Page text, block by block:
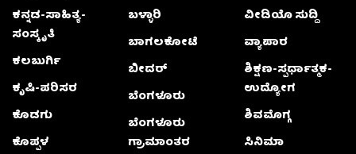
ಕನ್ನಡ-ಸಾಹಿತ್ಯ-
ಸಂಸ್ಕೃತಿ
ಕಲಬುರ್ಗಿ
ಕೃಷಿ-ಪರಿಸರ
ಕೊಡಗು
ಕೊಪ್ಪಳ
ಬಳ್ಳಾರಿ
ಬಾಗಲಕೋಟೆ
ಬೀದರ್
ಬೆಂಗಳೂರು
ಬೆಂಗಳೂರು
ಗ್ರಾಮಾಂತರ
ವೀಡಿಯೊ ಸುದ್ದಿ
ವ್ಯಾಪಾರ
ಶಿಕ್ಷಣ-ಸ್ಪರ್ಧಾತ್ಮಕ-
ಉದ್ಯೋಗ
ಶಿವಮೊಗ್ಗ
ಸಿನಿಮಾ